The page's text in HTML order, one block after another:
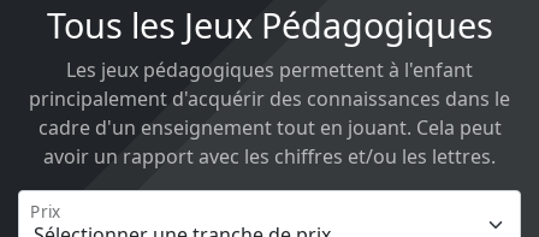
Tous les Jeux Pédagogiques
Les jeux pédagogiques permettent à l'enfant
principalement d'acquérir des connaissances dans le
cadre d'un enseignement tout en jouant. Cela peut
avoir un rapport avec les chiffres et/ou les lettres.
Prix